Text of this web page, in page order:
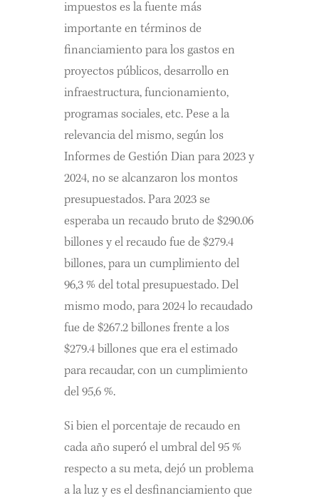
impuestos es la fuente más
importante en términos de
financiamiento para los gastos en
proyectos públicos, desarrollo en
infraestructura, funcionamiento,
programas sociales, etc. Pese a la
relevancia del mismo, según los
Informes de Gestión Dian para 2023 y
2024, no se alcanzaron los montos
presupuestados. Para 2023 se
esperaba un recaudo bruto de $290.06
billones y el recaudo fue de $279.4
billones, para un cumplimiento del
96,3 % del total presupuestado. Del
mismo modo, para 2024 lo recaudado
fue de $267.2 billones frente a los
$279.4 billones que era el estimado
para recaudar, con un cumplimiento
del 95,6 %.
Si bien el porcentaje de recaudo en
cada año superó el umbral del 95 %
respecto a su meta, dejó un problema
a la luz y es el desfinanciamiento que